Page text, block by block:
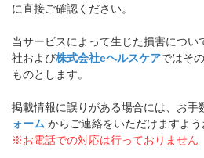
に直接ご確認ください。
当サービスによって生じた損害につい
社および株式会社eヘルスケアではそ
ものとします。
掲載情報に誤りがある場合には、お手
ォーム からご連絡をいただけますよう
※お電話での対応は行っておりません